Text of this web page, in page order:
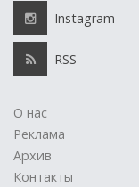
Instagram
RSS
О нас
Реклама
Архив
Контакты